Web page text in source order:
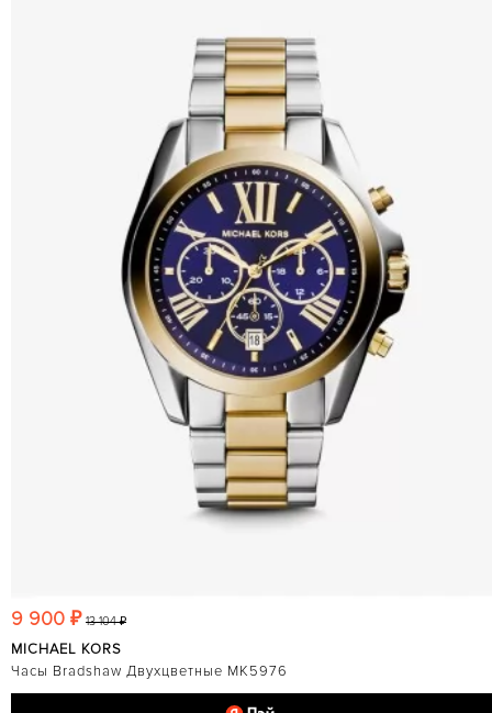
9 900 ₽ 13 104 ₽
MICHAEL KORS
Часы Bradshaw Двухцветные MK5976